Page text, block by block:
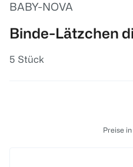
BABY-NOVA
Binde-Lätzchen
5 Stück
Preise